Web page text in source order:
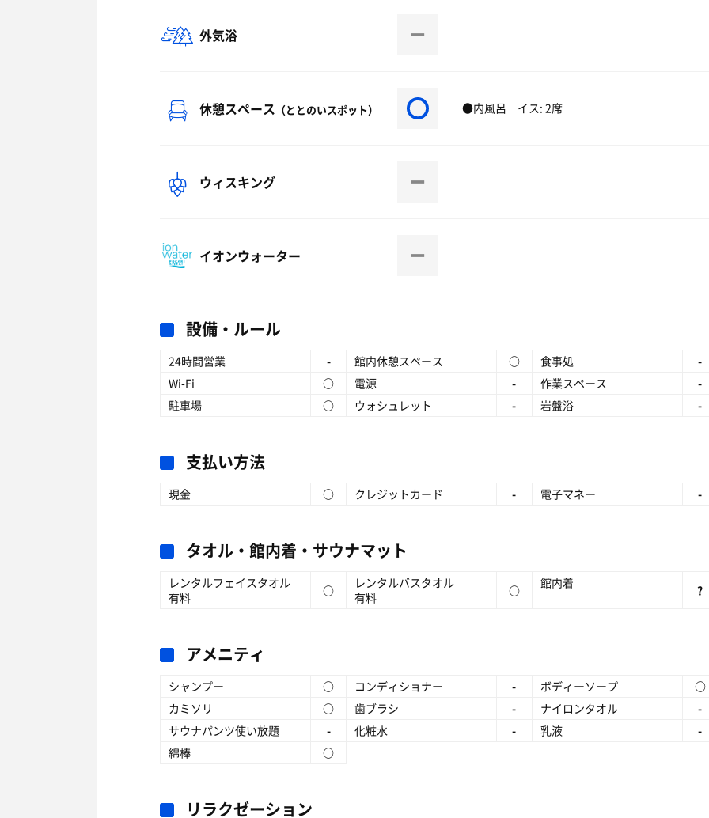
外気浴
休憩スペース （ととのいスポット） ●内風呂 イス: 2席
ウィスキング
イオンウォーター
設備・ルール
24時間営業 - 館内休憩スペース ○ 食事処
-
Wi-Fi
○ 電源 - 作業スペース
-
駐車場
○ ウォシュレット - 岩盤浴 -
支払い方法
現金 ○ クレジットカード - 電子マネー -
タオル・館内着・サウナマット
レンタルフェイスタオル
有料
○
レンタルバスタオル
有料
○ 館内着 ?
アメニティ
シャンプー ○ コンディショナー - ボディーソープ
○
カミソリ
○ 歯ブラシ - ナイロンタオル
-
サウナパンツ使い放題
- 化粧水 - 乳液
-
綿棒
○
リラクゼーション